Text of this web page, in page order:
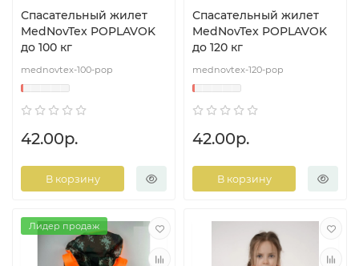
Спасательный жилет
MedNovTex POPLAVOK
до 100 кг
mednovtex-100-pop
42.00р.
В корзину
Спасательный жилет
MedNovTex POPLAVOK
до 120 кг
mednovtex-120-pop
42.00р.
В корзину
Лидер продаж